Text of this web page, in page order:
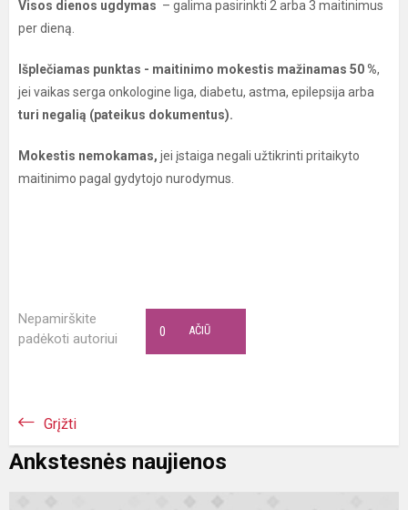
Visos dienos ugdymas – galima pasirinkti 2 arba 3 maitinimus
per dieną.
Išplečiamas punktas - maitinimo mokestis mažinamas 50 %,
jei vaikas serga onkologine liga, diabetu, astma, epilepsija arba
turi negalią (pateikus dokumentus).
Mokestis nemokamas, jei įstaiga negali užtikrinti pritaikyto
maitinimo pagal gydytojo nurodymus.
Nepamirškite
padėkoti autoriui
AČIŪ
0
Grįžti
Ankstesnės naujienos